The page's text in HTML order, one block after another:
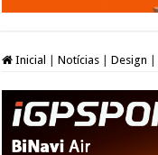
Inicial Notícias Design